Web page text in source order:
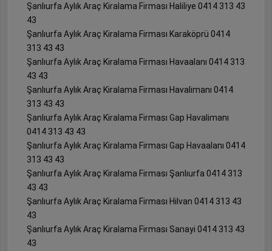
Şanlıurfa Aylık Araç Kiralama Firması Haliliye 0414 313 43
43
Şanlıurfa Aylık Araç Kiralama Firması Karaköprü 0414
313 43 43
Şanlıurfa Aylık Araç Kiralama Firması Havaalanı 0414 313
43 43
Şanlıurfa Aylık Araç Kiralama Firması Havalimanı 0414
313 43 43
Şanlıurfa Aylık Araç Kiralama Firması Gap Havalimanı
0414 313 43 43
Şanlıurfa Aylık Araç Kiralama Firması Gap Havaalanı 0414
313 43 43
Şanlıurfa Aylık Araç Kiralama Firması Şanlıurfa 0414 313
43 43
Şanlıurfa Aylık Araç Kiralama Firması Hilvan 0414 313 43
43
Şanlıurfa Aylık Araç Kiralama Firması Sanayi 0414 313 43
43